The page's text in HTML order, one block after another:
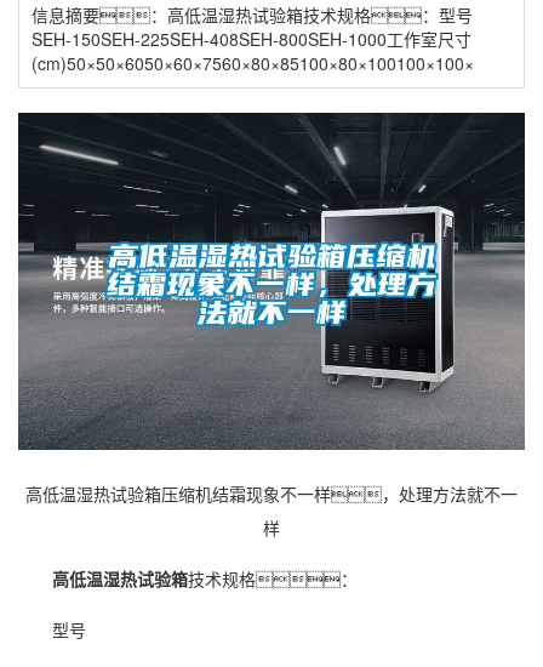
信息摘要：高低温湿热试验箱技术规格：型号
SEH-150SEH-225SEH-408SEH-800SEH-1000工作室尺寸
(cm)50×50×6050×60×7560×80×85100×80×100100×100×
高低温湿热试验箱压缩机结霜现象不一样，处理方法就不一
样
高低温湿热试验箱技术规格：
型号